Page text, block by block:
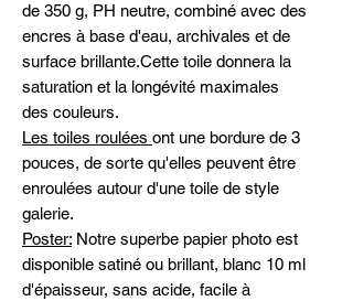
de 350 g, PH neutre, combiné avec des
encres à base d'eau, archivales et de
surface brillante.Cette toile donnera la
saturation et la longévité maximales
des couleurs.
Les toiles roulées ont une bordure de 3
pouces, de sorte qu'elles peuvent être
enroulées autour d'une toile de style
galerie.
Poster: Notre superbe papier photo est
disponible satiné ou brillant, blanc 10 ml
d'épaisseur, sans acide, facile à